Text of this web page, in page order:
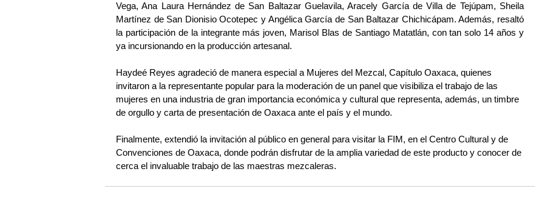
Vega, Ana Laura Hernández de San Baltazar Guelavila, Aracely García de Villa de Tejúpam, Sheila
Martínez de San Dionisio Ocotepec y Angélica García de San Baltazar Chichicápam. Además, resaltó
la participación de la integrante más joven, Marisol Blas de Santiago Matatlán, con tan solo 14 años y
ya incursionando en la producción artesanal.
Haydeé Reyes agradeció de manera especial a Mujeres del Mezcal, Capítulo Oaxaca, quienes
invitaron a la representante popular para la moderación de un panel que visibiliza el trabajo de las
mujeres en una industria de gran importancia económica y cultural que representa, además, un timbre
de orgullo y carta de presentación de Oaxaca ante el país y el mundo.
Finalmente, extendió la invitación al público en general para visitar la FIM, en el Centro Cultural y de
Convenciones de Oaxaca, donde podrán disfrutar de la amplia variedad de este producto y conocer de
cerca el invaluable trabajo de las maestras mezcaleras.